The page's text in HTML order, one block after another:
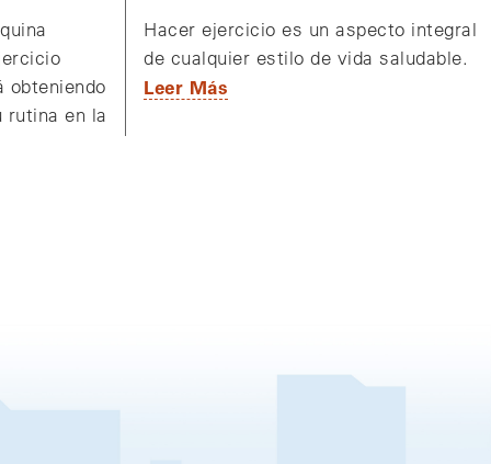
obteniendo
rutina en la
Hacer ejercicio es un aspecto integral
de cualquier estilo de vida saludable.
Leer Más